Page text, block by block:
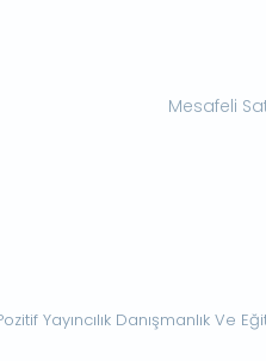
Mesafeli
Yayıncılık Danışmanlık Ve